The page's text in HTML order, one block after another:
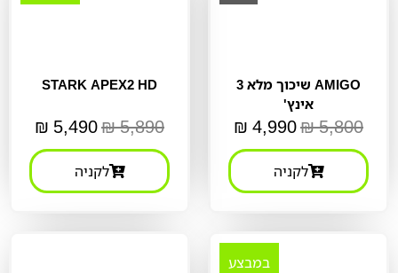
AMIGO שיכוך מלא 3
אינץ'
5,800
₪
4,990
₪
לקניה
STARK APEX2 HD
5,890
₪
5,490
₪
לקניה
במבצע